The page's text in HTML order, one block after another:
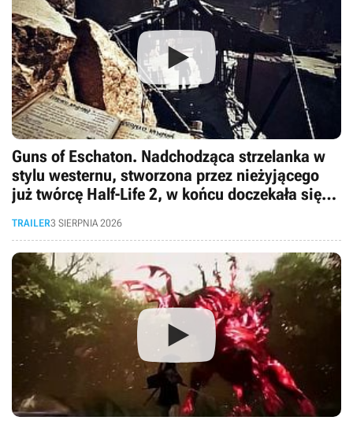
Guns of Eschaton. Nadchodząca strzelanka w
stylu westernu, stworzona przez nieżyjącego
już twórcę Half-Life 2, w końcu doczekała się
TRAILER3 SIERPNIA 2026